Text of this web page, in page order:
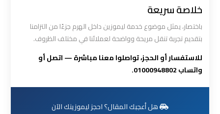
خلاصة سريعة
باختصار، يمثل موضوع خدمة ليموزين داخل الهرم جزءًا من التزامنا
بتقديم تجربة تنقل مريحة وواضحة لعملائنا في مختلف الظروف.
للاستفسار أو الحجز، تواصلوا معنا مباشرة — اتصل أو
واتساب 01000948802.
هل أعجبك المقال؟ احجز ليموزينك الآن
اكتوبر
ليموزين
القاهرة
أسعار